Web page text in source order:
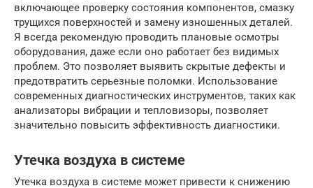
включающее проверку состояния компонентов, смазку
трущихся поверхностей и замену изношенных деталей.
Я всегда рекомендую проводить плановые осмотры
оборудования, даже если оно работает без видимых
проблем. Это позволяет выявить скрытые дефекты и
предотвратить серьезные поломки. Использование
современных диагностических инструментов, таких как
анализаторы вибрации и тепловизоры, позволяет
значительно повысить эффективность диагностики.
Утечка воздуха в системе
Утечка воздуха в системе может привести к снижению